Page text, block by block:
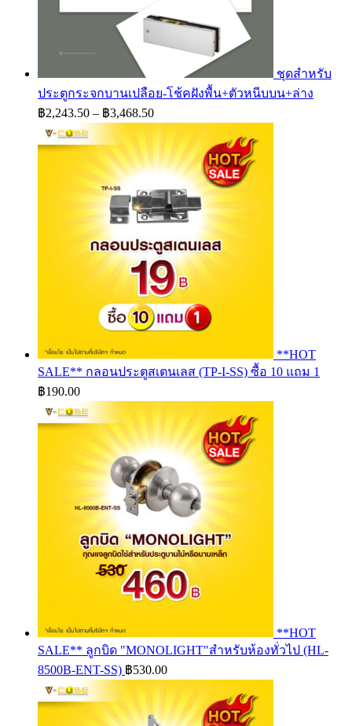
ชุดสำหรับ
ประตูกระจกบานเปลือย-โช้คฝังพื้น+ตัวหนีบบน+ล่าง
฿2,243.50 – ฿3,468.50Price
range:
฿2,243.50
through
฿3,468.50
**HOT
SALE** กลอนประตูสเตนเลส (TP-I-SS) ซื้อ 10 แถม 1
฿190.00
**HOT
SALE** ลูกบิด "MONOLIGHT"สำหรับห้องทั่วไป (HL-
8500B-ENT-SS) ฿530.00